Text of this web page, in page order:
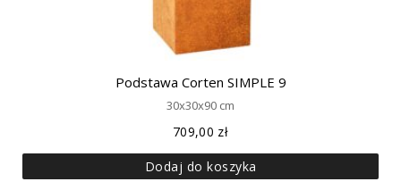
Podstawa Corten SIMPLE 9
30x30x90 cm
709,00 zł
Dodaj do koszyka